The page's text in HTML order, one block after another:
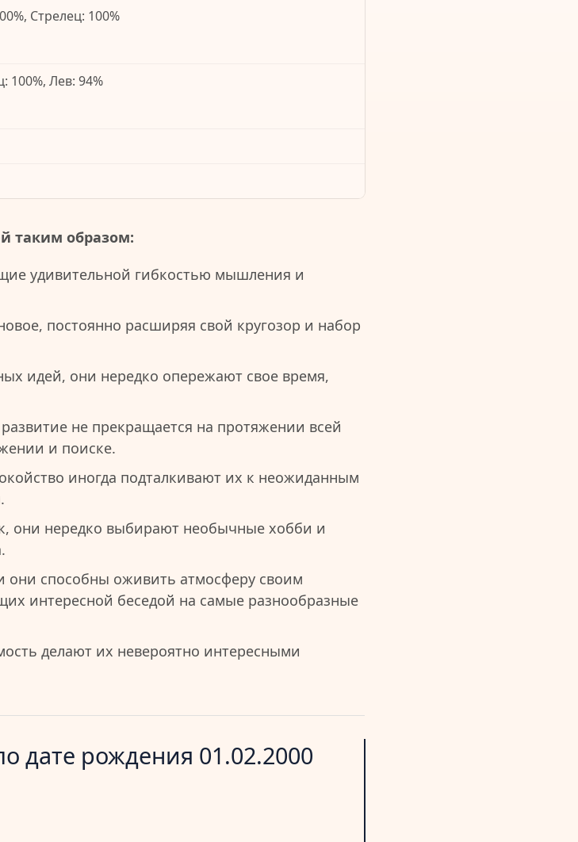
Стрелец: 100%
100%, Лев: 94%
таким образом:
удивительной гибкостью мышления и
постоянно расширяя свой кругозор и набор
идей, они нередко опережают свое время,
не прекращается на протяжении всей
и поиске.
иногда подталкивают их к неожиданным
они нередко выбирают необычные хобби и
способны оживить атмосферу своим
интересной беседой на самые разнообразные
делают их невероятно интересными
дате рождения 01.02.2000